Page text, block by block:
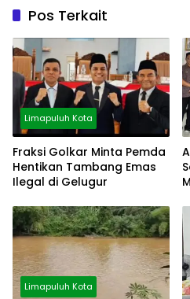
Pos Terkait
Limapuluh Kota
Fraksi Golkar Minta Pemda
Hentikan Tambang Emas
Ilegal di Gelugur
Limapuluh Kota